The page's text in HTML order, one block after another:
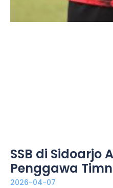
SSB di Sidoarjo
Penggawa
2026-04-07